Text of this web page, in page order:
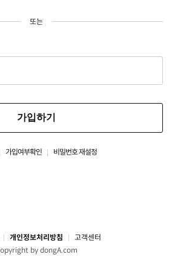
또는
가입하기
가입여부확인 비밀번호 재설정
개인정보처리방침
고객센터
by dongA.com